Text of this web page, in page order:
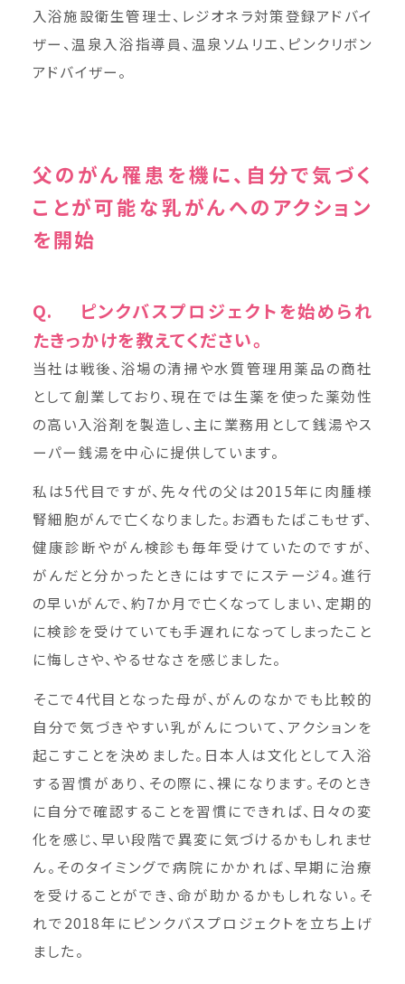
入浴施設衛生管理士、レジオネラ対策登録アドバイ
ザー、温泉入浴指導員、温泉ソムリエ、ピンクリボン
アドバイザー。
父のがん罹患を機に、自分で気づく
ことが可能な乳がんへのアクション
を開始
Q. ピンクバスプロジェクトを始められ
たきっかけを教えてください。
当社は戦後、浴場の清掃や水質管理用薬品の商社
として創業しており、現在では生薬を使った薬効性
の高い入浴剤を製造し、主に業務用として銭湯やス
ーパー銭湯を中心に提供しています。
私は5代目ですが、先々代の父は2015年に肉腫様
腎細胞がんで亡くなりました。お酒もたばこもせず、
健康診断やがん検診も毎年受けていたのですが、
がんだと分かったときにはすでにステージ4。進行
の早いがんで、約7か月で亡くなってしまい、定期的
に検診を受けていても手遅れになってしまったこと
に悔しさや、やるせなさを感じました。
そこで4代目となった母が、がんのなかでも比較的
自分で気づきやすい乳がんについて、アクションを
起こすことを決めました。日本人は文化として入浴
する習慣があり、その際に、裸になります。そのとき
に自分で確認することを習慣にできれば、日々の変
化を感じ、早い段階で異変に気づけるかもしれませ
ん。そのタイミングで病院にかかれば、早期に治療
を受けることができ、命が助かるかもしれない。そ
れで2018年にピンクバスプロジェクトを立ち上げ
ました。